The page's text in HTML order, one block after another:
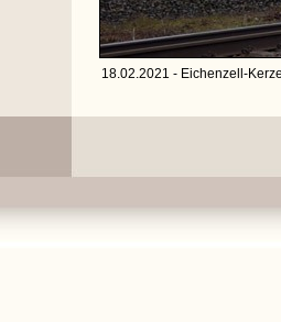
18.02.2021 - Eichenzell-